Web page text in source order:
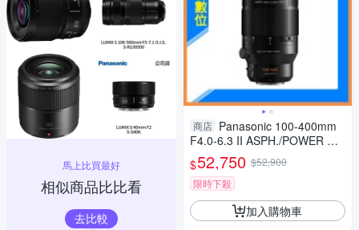
馬上比買最好
相似商品比比看
去比較
商店 Panasonic 100-400mm
F4.0-6.3 II ASPH./POWER O.I.
S.鏡頭(100-400 II,公司貨)
$52,750 $52,900
限時下殺
加入購物車